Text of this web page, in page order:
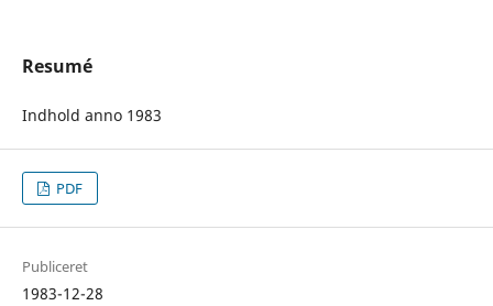
Resumé
Indhold anno 1983
PDF
Publiceret
1983-12-28